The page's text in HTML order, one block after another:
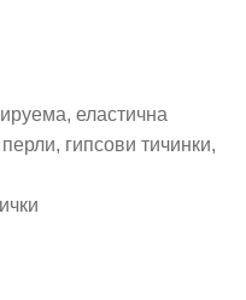
еластична
гипсови тичинки,